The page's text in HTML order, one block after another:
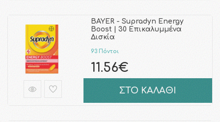
BAYER - Supradyn Energy
Boost | 30 Επικαλυμμένα
Δισκία
93 Πόντοι
11.56€
ΣΤΟ ΚΑΛΑΘΙ